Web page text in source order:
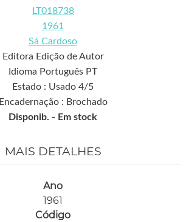
LT018738
1961
Sá Cardoso
Editora Edição de Autor
Idioma Português PT
Estado : Usado 4/5
Encadernação : Brochado
Disponib. - Em stock
MAIS DETALHES
Ano
1961
Código